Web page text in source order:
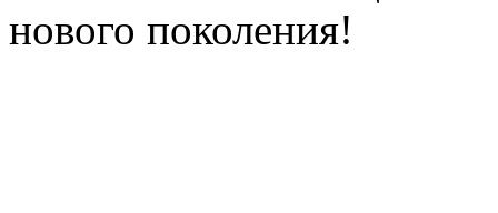
нового поколения!